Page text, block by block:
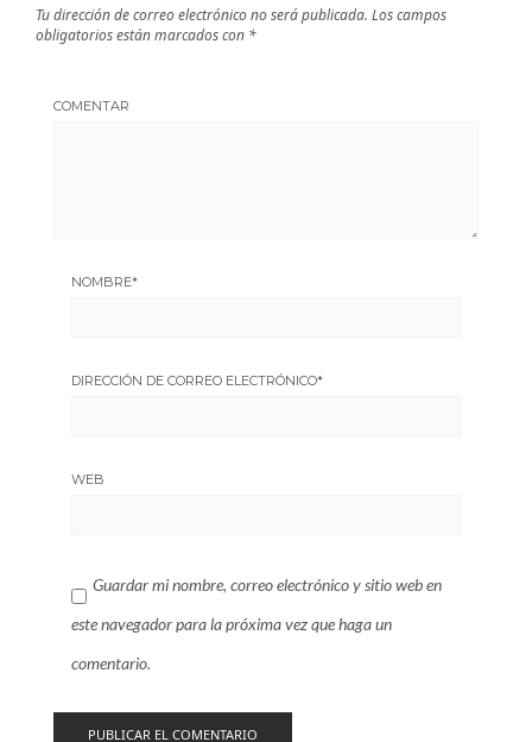
Tu dirección de correo electrónico no será publicada. Los campos
obligatorios están marcados con *
COMENTAR
NOMBRE*
DIRECCIÓN DE CORREO ELECTRÓNICO*
WEB
Guardar mi nombre, correo electrónico y sitio web en
este navegador para la próxima vez que haga un
comentario.